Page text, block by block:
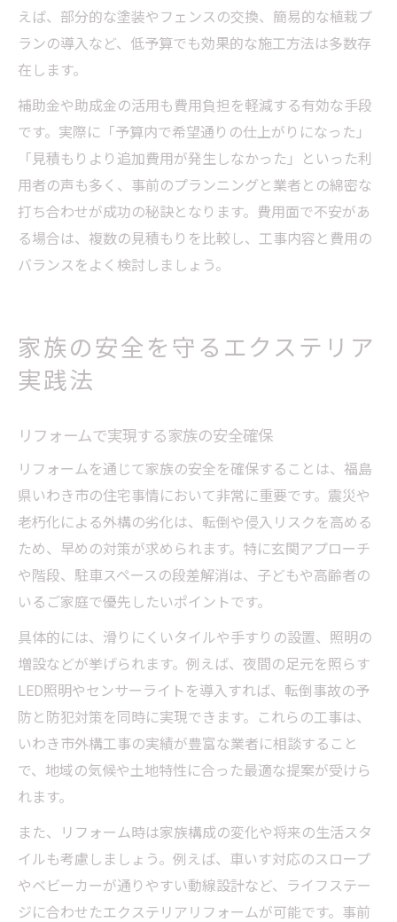
えば、部分的な塗装やフェンスの交換、簡易的な植栽プ
ランの導入など、低予算でも効果的な施工方法は多数存
在します。
補助金や助成金の活用も費用負担を軽減する有効な手段
です。実際に「予算内で希望通りの仕上がりになった」
「見積もりより追加費用が発生しなかった」といった利
用者の声も多く、事前のプランニングと業者との綿密な
打ち合わせが成功の秘訣となります。費用面で不安があ
る場合は、複数の見積もりを比較し、工事内容と費用の
バランスをよく検討しましょう。
家族の安全を守るエクステリア
実践法
リフォームで実現する家族の安全確保
リフォームを通じて家族の安全を確保することは、福島
県いわき市の住宅事情において非常に重要です。震災や
老朽化による外構の劣化は、転倒や侵入リスクを高める
ため、早めの対策が求められます。特に玄関アプローチ
や階段、駐車スペースの段差解消は、子どもや高齢者の
いるご家庭で優先したいポイントです。
具体的には、滑りにくいタイルや手すりの設置、照明の
増設などが挙げられます。例えば、夜間の足元を照らす
LED照明やセンサーライトを導入すれば、転倒事故の予
防と防犯対策を同時に実現できます。これらの工事は、
いわき市外構工事の実績が豊富な業者に相談すること
で、地域の気候や土地特性に合った最適な提案が受けら
れます。
また、リフォーム時は家族構成の変化や将来の生活スタ
イルも考慮しましょう。例えば、車いす対応のスロープ
やベビーカーが通りやすい動線設計など、ライフステー
ジに合わせたエクステリアリフォームが可能です。事前